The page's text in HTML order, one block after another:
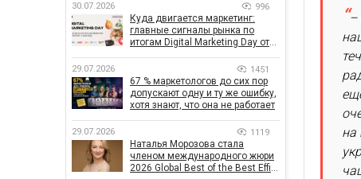
–
на
30.07.2026 996
Куда двигается маркетинг:
главные сигналы рынка по
итогам Digital Marketing Day от
29.07.2026 1451
67 % маркетологов до сих пор
допускают одну и ту же ошибку,
хотя знают, что она не работает
29.07.2026 1119
Наталья Морозова стала
членом международного жюри
2026 Global Best of the Best Effie